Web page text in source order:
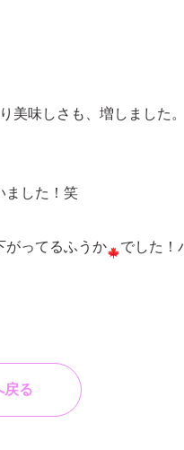
美味しさも、増しました。
ました！笑
がってるふうか でした！
戻る